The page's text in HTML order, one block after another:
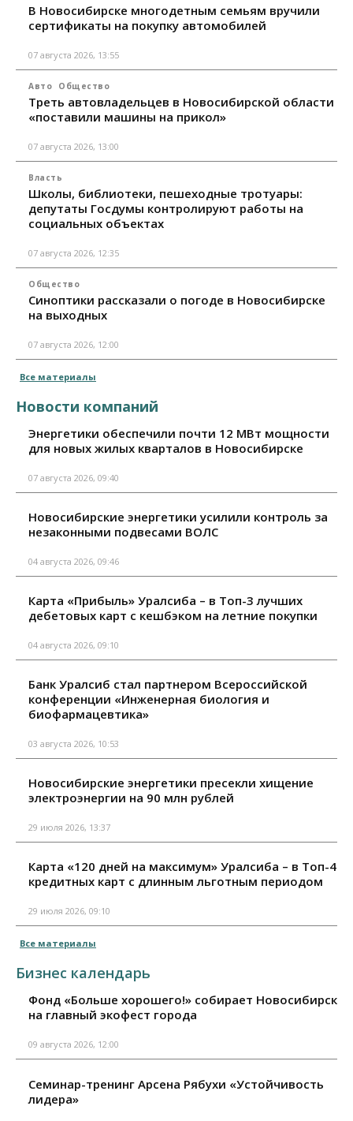
В Новосибирске многодетным семьям вручили
сертификаты на покупку автомобилей
07 августа 2026, 13:55
Авто Общество
Треть автовладельцев в Новосибирской области
«поставили машины на прикол»
07 августа 2026, 13:00
Власть
Школы, библиотеки, пешеходные тротуары:
депутаты Госдумы контролируют работы на
социальных объектах
07 августа 2026, 12:35
Общество
Синоптики рассказали о погоде в Новосибирске
на выходных
07 августа 2026, 12:00
Все материалы
Новости компаний
Энергетики обеспечили почти 12 МВт мощности
для новых жилых кварталов в Новосибирске
07 августа 2026, 09:40
Новосибирские энергетики усилили контроль за
незаконными подвесами ВОЛС
04 августа 2026, 09:46
Карта «Прибыль» Уралсиба – в Топ-3 лучших
дебетовых карт с кешбэком на летние покупки
04 августа 2026, 09:10
Банк Уралсиб стал партнером Всероссийской
конференции «Инженерная биология и
биофармацевтика»
03 августа 2026, 10:53
Новосибирские энергетики пресекли хищение
электроэнергии на 90 млн рублей
29 июля 2026, 13:37
Карта «120 дней на максимум» Уралсиба – в Топ-4
кредитных карт с длинным льготным периодом
29 июля 2026, 09:10
Все материалы
Бизнес календарь
Фонд «Больше хорошего!» собирает Новосибирск
на главный экофест города
09 августа 2026, 12:00
Семинар-тренинг Арсена Рябухи «Устойчивость
лидера»